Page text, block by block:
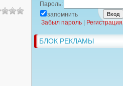
Пароль:
запомнить
Забыл пароль
Регистрация
БЛОК РЕКЛАМЫ